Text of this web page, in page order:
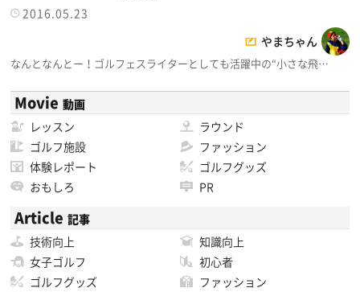
2016.05.23
やまちゃん
なんとなんとー！ゴルフェスライターとしても活躍中の“小さな飛…
Movie 動画
レッスン
ラウンド
ゴルフ施設
ファッション
体験レポート
ゴルフグッズ
おもしろ
PR
Article 記事
技術向上
知識向上
女子ゴルフ
初心者
ゴルフグッズ
ファッション